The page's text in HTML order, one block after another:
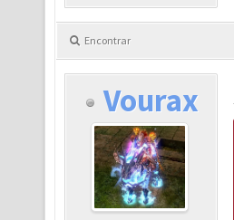
Encontrar
Vourax